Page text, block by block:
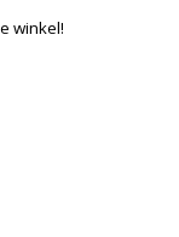
winkel!